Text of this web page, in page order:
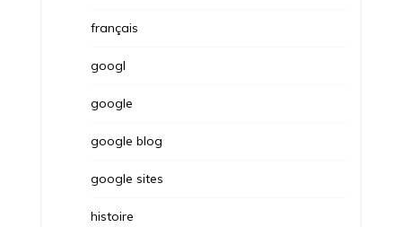
français
googl
google
google blog
google sites
histoire